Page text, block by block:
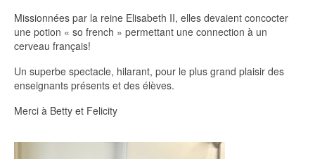
Missionnées par la reine Elisabeth II, elles devaient concocter
une potion « so french » permettant une connection à un
cerveau français!
Un superbe spectacle, hilarant, pour le plus grand plaisir des
enseignants présents et des élèves.
Merci à Betty et Felicity